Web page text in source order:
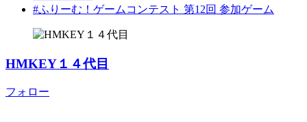
#ふりーむ！ゲームコンテスト 第12回 参加ゲーム
HMKEY１４代目
フォロー